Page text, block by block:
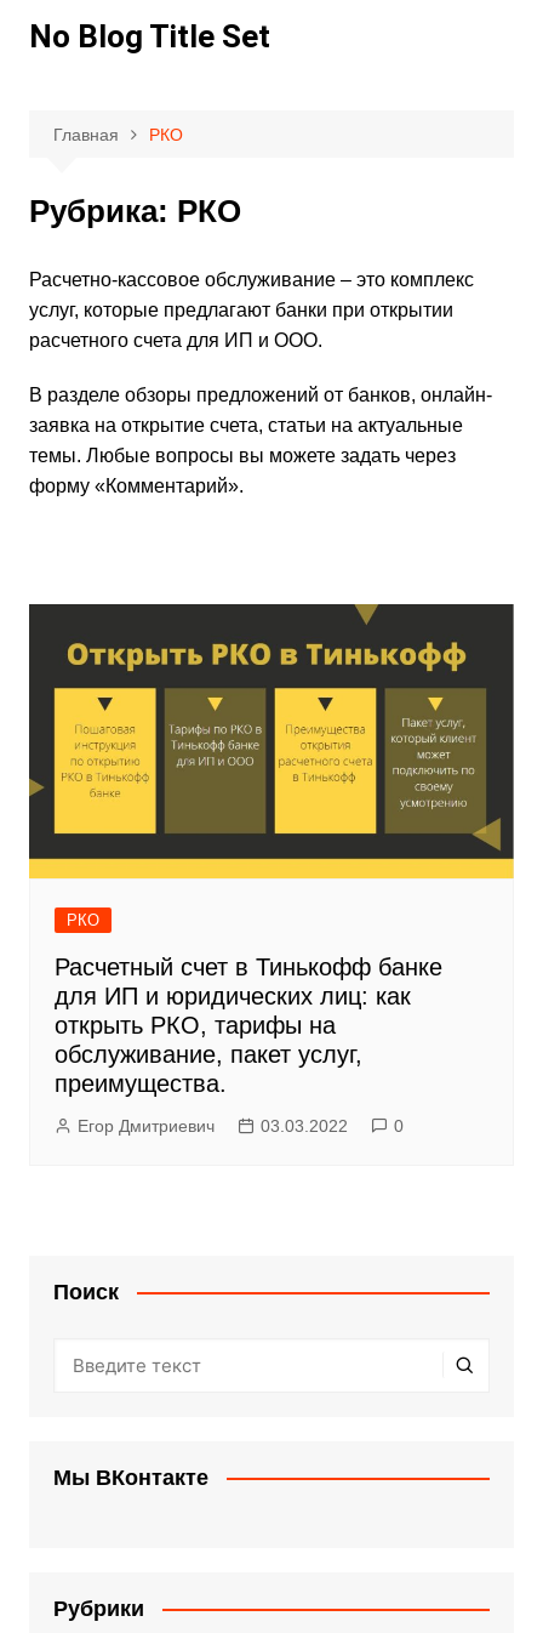
No Blog Title Set
Главная РКО
Рубрика: РКО
Расчетно-кассовое обслуживание – это комплекс
услуг, которые предлагают банки при открытии
расчетного счета для ИП и ООО.
В разделе обзоры предложений от банков, онлайн-
заявка на открытие счета, статьи на актуальные
темы. Любые вопросы вы можете задать через
форму «Комментарий».
РКО
Расчетный счет в Тинькофф банке
для ИП и юридических лиц: как
открыть РКО, тарифы на
обслуживание, пакет услуг,
преимущества.
Егор Дмитриевич 03.03.2022 0
Поиск
Мы ВКонтакте
Рубрики